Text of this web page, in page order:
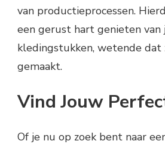
van productieprocessen.
een gerust hart genieten van
kledingstukken, wetende dat
gemaakt.
Vind Jouw
Of je nu op zoek bent naar